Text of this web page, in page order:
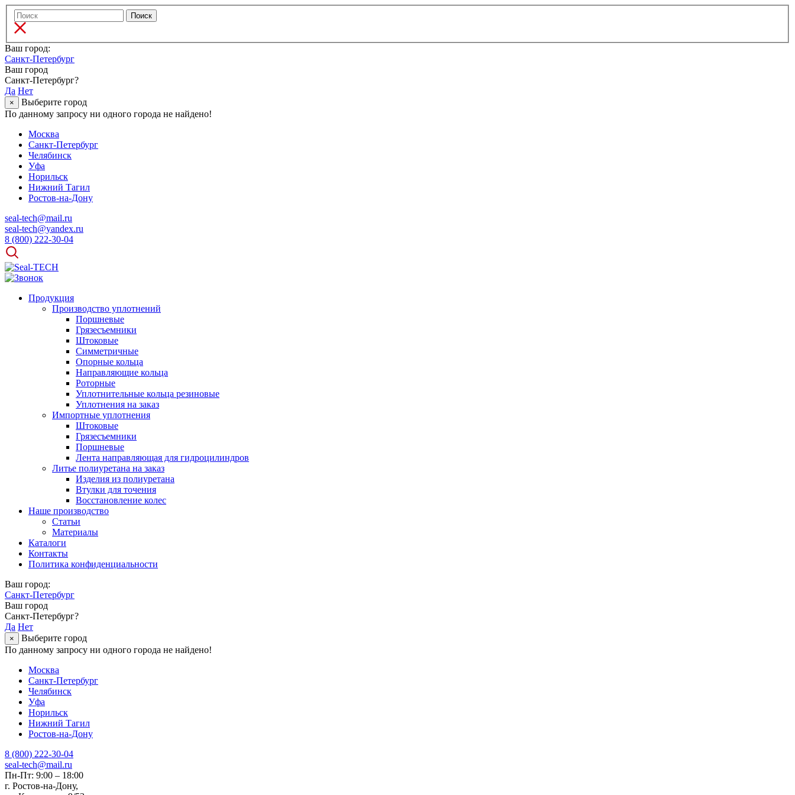
Ваш город:
Санкт-Петербург
Ваш город
Санкт-Петербург?
Да Нет
×
Выберите город
По данному запросу ни одного города не найдено!
Москва
Санкт-Петербург
Челябинск
Уфа
Норильск
Нижний Тагил
Ростов-на-Дону
seal-tech@mail.ru
seal-tech@yandex.ru
8 (800) 222-30-04
Продукция
Производство уплотнений
Поршневые
Грязесъемники
Штоковые
Симметричные
Опорные кольца
Направляющие кольца
Роторные
Уплотнительные кольца резиновые
Уплотнения на заказ
Импортные уплотнения
Штоковые
Грязесъемники
Поршневые
Лента направляющая для гидроцилиндров
Литье полиуретана на заказ
Изделия из полиуретана
Втулки для точения
Восстановление колес
Наше производство
Статьи
Материалы
Каталоги
Контакты
Политика конфиденциальности
Ваш город:
Санкт-Петербург
Ваш город
Санкт-Петербург?
Да Нет
×
Выберите город
По данному запросу ни одного города не найдено!
Москва
Санкт-Петербург
Челябинск
Уфа
Норильск
Нижний Тагил
Ростов-на-Дону
8 (800) 222-30-04
seal-tech@mail.ru
Пн-Пт: 9:00 – 18:00
г. Ростов-на-Дону,